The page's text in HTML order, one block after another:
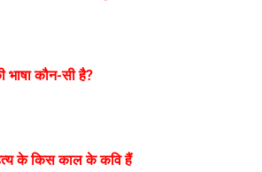
कौन-सी है?
के किस काल के कवि हैं